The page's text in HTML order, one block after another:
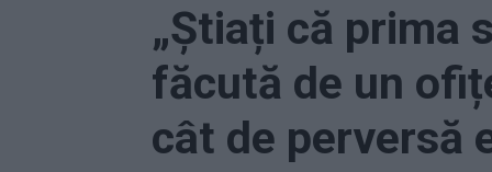
„Știați că prima
făcută de un
cât de perversă